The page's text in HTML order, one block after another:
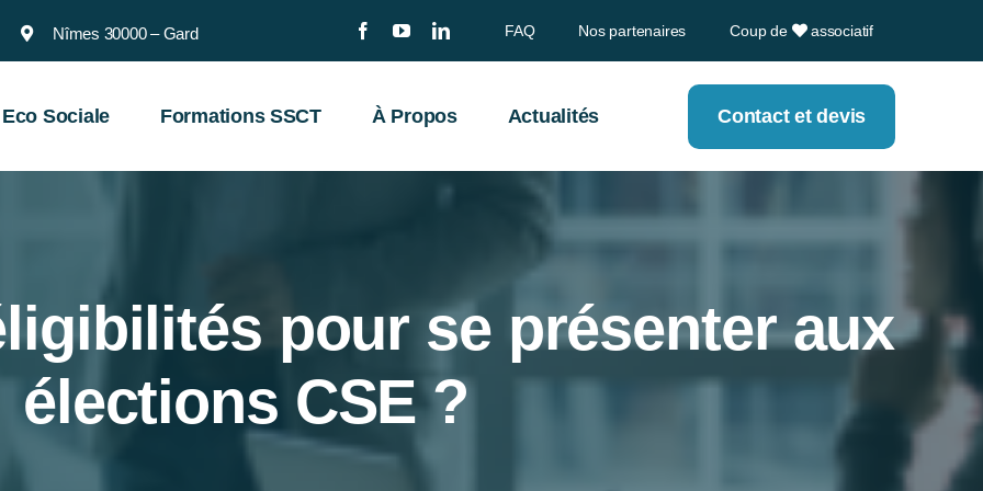
Nîmes 30000 – Gard FAQ Nos partenaires Coup de associatif
Sociale Formations SSCT À Propos Actualités Contact et devis
pour se présenter aux
élections CSE ?